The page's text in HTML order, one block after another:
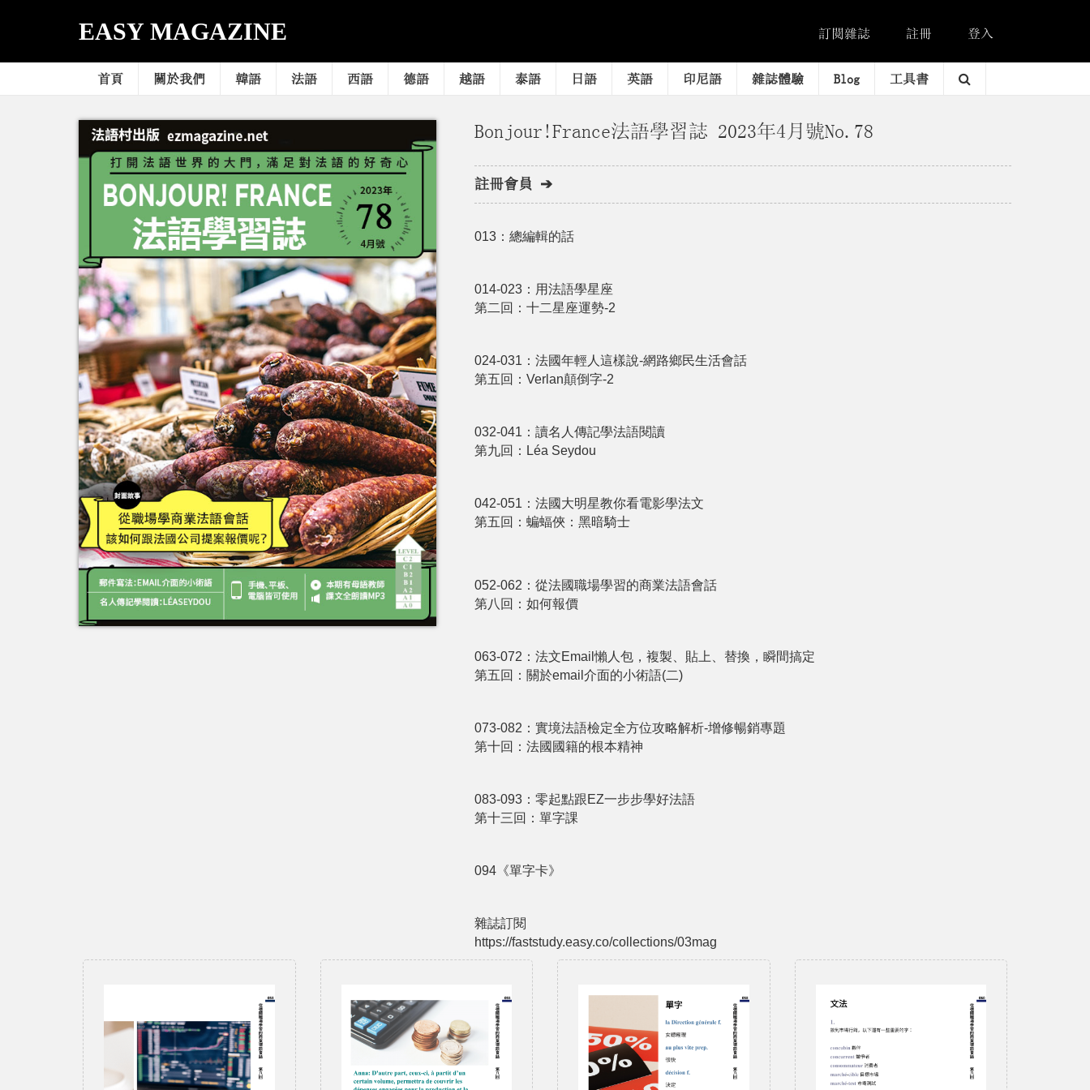
EASY MAGAZINE 訂閱雜誌 註冊 登入
首頁 關於我們 韓語 法語 西語 德語 越語 泰語 日語 英語 印尼語 雜誌體驗 Blog 工具書
Bonjour!France法語學習誌 2023年4月號No.78
註冊會員 ➔
013：總編輯的話
014-023：用法語學星座
第二回：十二星座運勢-2
024-031：法國年輕人這樣說-網路鄉民生活會話
第五回：Verlan顛倒字-2
032-041：讀名人傳記學法語閱讀
第九回：Léa Seydou
042-051：法國大明星教你看電影學法文
第五回：蝙蝠俠：黑暗騎士
052-062：從法國職場學習的商業法語會話
第八回：如何報價
063-072：法文Email懶人包，複製、貼上、替換，瞬間搞定
第五回：關於email介面的小術語(二)
073-082：實境法語檢定全方位攻略解析-增修暢銷專題
第十回：法國國籍的根本精神
083-093：零起點跟EZ一步步學好法語
第十三回：單字課
094《單字卡》
雜誌訂閱
https://faststudy.easy.co/collections/03mag